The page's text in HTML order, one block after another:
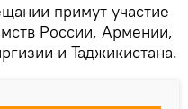
примут участие
России, Армении,
и Таджикистана.